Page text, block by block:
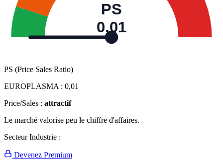
PS
0,01
PS (Price Sales Ratio)
EUROPLASMA : 0,01
Price/Sales : attractif
Le marché valorise peu le chiffre d'affaires.
Secteur Industrie :
Devenez Premium